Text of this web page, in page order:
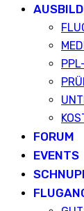
FORUM
EVENTS